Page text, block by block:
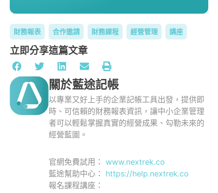
財務報表 合作邀請 財務課程 經營管理 講座
立即分享這篇文章
關於藍途記帳
以專業又好上手的企業記帳工具出發，提供即
時、可信賴的財務報表資訊，讓中小企業管理
者可以輕鬆掌握真實的經營成果、勾勒未來的
經營藍圖。
官網免費試用： www.nextrek.co
藍途幫助中心： https://help.nextrek.co
報名課程講座：